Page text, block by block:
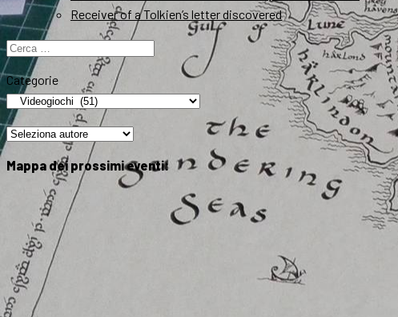
Receiver of a Tolkien’s letter discovered
Ricerca
per:
Categorie
Mappa dei prossimi eventi: